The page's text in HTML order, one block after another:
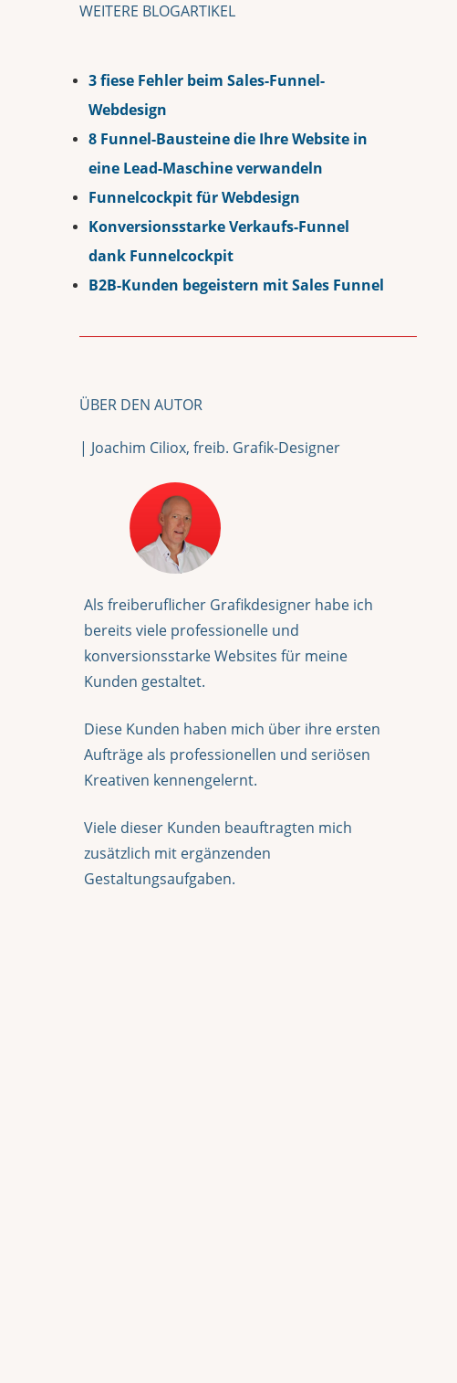
WEITERE BLOGARTIKEL
3 fiese Fehler beim Sales-Funnel-
Webdesign
8 Funnel-Bausteine die Ihre Website in
eine Lead-Maschine verwandeln
Funnelcockpit für Webdesign
Konversionsstarke Verkaufs-Funnel
dank Funnelcockpit
B2B-Kunden begeistern mit Sales Funnel
ÜBER DEN AUTOR
| Joachim Ciliox, freib. Grafik-Designer
Als freiberuflicher Grafikdesigner habe ich
bereits viele professionelle und
konversionsstarke Websites für meine
Kunden gestaltet.
Diese Kunden haben mich über ihre ersten
Aufträge als professionellen und seriösen
Kreativen kennengelernt.
Viele dieser Kunden beauftragten mich
zusätzlich mit ergänzenden
Gestaltungsaufgaben.